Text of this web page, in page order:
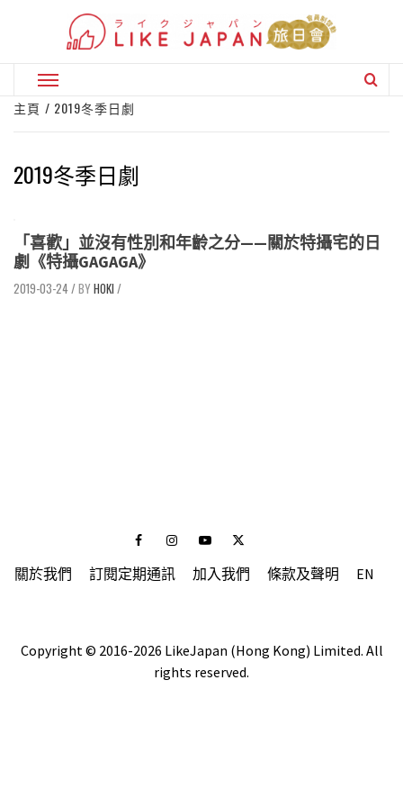
Primary
Menu
主頁 2019冬季日劇
2019冬季日劇
「喜歡」並沒有性別和年齡之分——關於特攝宅的日
劇《特攝GAGAGA》
2019-03-24/ HOKI /
FacebookInstagramYoutubeTwitter
關於我們 訂閱定期通訊 加入我們 條款及聲明 EN
Copyright © 2016-2026 LikeJapan (Hong Kong) Limited. All
rights reserved.